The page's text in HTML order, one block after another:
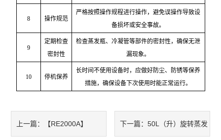
8 操作规范
严格按照操作规程进行操作，避免误操作导致设
备损坏或安全事故。
9
定期检查
密封性
检查蒸发瓶、冷凝管等部件的密封性，确保无泄
漏现象。
10 停机保养
长时间不使用设备时，应做好防尘、防锈等保养
措施，确保设备下次使用时能正常运行。
上一篇： 【RE2000A】 下一篇： 50L（升）旋转蒸发